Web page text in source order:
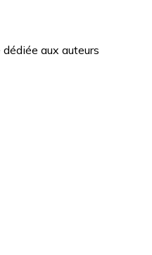
aux auteurs